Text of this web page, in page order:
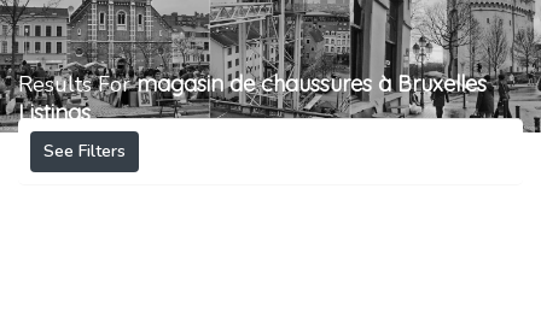
Results Formagasin de chaussures à Bruxelles
Listings
See Filters